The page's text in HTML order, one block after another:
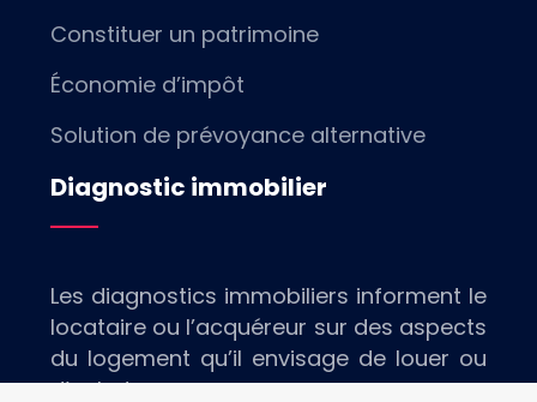
Constituer un patrimoine
Économie d’impôt
Solution de prévoyance alternative
Diagnostic immobilier
Les diagnostics immobiliers informent le
locataire ou l’acquéreur sur des aspects
du logement qu’il envisage de louer ou
d’acheter.